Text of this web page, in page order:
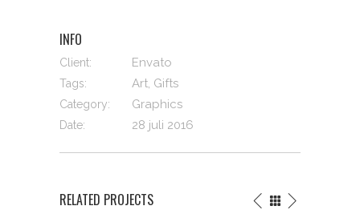
INFO
Client: Envato
Tags: Art, Gifts
Category: Graphics
Date: 28 juli 2016
RELATED PROJECTS